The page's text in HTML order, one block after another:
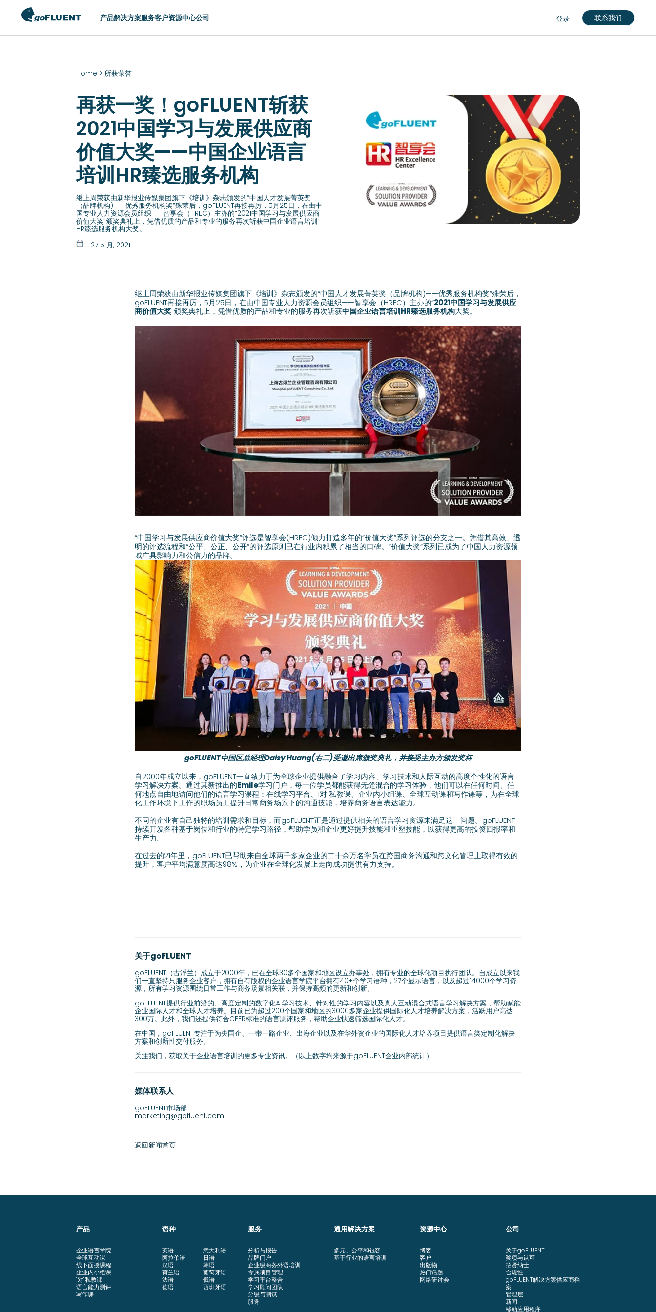
产品解决方案服务客户资源中心公司
United States (English)
Argentina (Español)
Brasil (Português)
Chile (Español)
Colombia (Español)
México (Español)
Hong Kong (English)
Indonesia (English)
Philippines (English)
Singapore (English)
中国 (简体中文)
日本 (日本語)
한국 (한국어)
台灣 (English)
Česká republika (English)
Deutschland (Deutsch)
España (Español)
France (Français)
Polska (English)
Portugal (Português)
Россия (Русский)
United Kingdom (English)
Türkiye (Türkçe)
Slovensko (English)
Schweiz (Deutch)
登录 联系我们
Home > 所获荣誉
再获一奖！goFLUENT斩获
2021中国学习与发展供应商
价值大奖——中国企业语言
培训HR臻选服务机构
继上周荣获由新华报业传媒集团旗下《培训》杂志颁发的“中国人才发展菁英奖
（品牌机构)——优秀服务机构奖”殊荣后，goFLUENT再接再厉，5月25日，在由中
国专业人力资源会员组织——智享会（HREC）主办的“2021中国学习与发展供应商
价值大奖”颁奖典礼上，凭借优质的产品和专业的服务再次斩获中国企业语言培训
HR臻选服务机构大奖。
27 5 月, 2021
继上周荣获由新华报业传媒集团旗下《培训》杂志颁发的“中国人才发展菁英奖（品牌机构)——优秀服务机构奖”殊荣后，
goFLUENT再接再厉，5月25日，在由中国专业人力资源会员组织——智享会（HREC）主办的“2021中国学习与发展供应
商价值大奖”颁奖典礼上，凭借优质的产品和专业的服务再次斩获中国企业语言培训HR臻选服务机构大奖。
“中国学习与发展供应商价值大奖”评选是智享会(HREC)倾力打造多年的“价值大奖”系列评选的分支之一。凭借其高效、透
明的评选流程和“公平、公正、公开”的评选原则已在行业内积累了相当的口碑。“价值大奖”系列已成为了中国人力资源领
域广具影响力和公信力的品牌。
goFLUENT中国区总经理Daisy Huang(右二)受邀出席颁奖典礼，并接受主办方颁发奖杯
自2000年成立以来，goFLUENT一直致力于为全球企业提供融合了学习内容、学习技术和人际互动的高度个性化的语言
学习解决方案。通过其新推出的Emile学习门户，每一位学员都能获得无缝混合的学习体验，他们可以在任何时间、任
何地点自由地访问他们的语言学习课程：在线学习平台、1对1私教课、企业内小组课、全球互动课和写作课等，为在全球
化工作环境下工作的职场员工提升日常商务场景下的沟通技能，培养商务语言表达能力。
不同的企业有自己独特的培训需求和目标，而goFLUENT正是通过提供相关的语言学习资源来满足这一问题。goFLUENT
持续开发各种基于岗位和行业的特定学习路径，帮助学员和企业更好提升技能和重塑技能，以获得更高的投资回报率和
生产力。
在过去的21年里，goFLUENT已帮助来自全球两千多家企业的二十余万名学员在跨国商务沟通和跨文化管理上取得有效的
提升，客户平均满意度高达98%，为企业在全球化发展上走向成功提供有力支持。
关于goFLUENT
goFLUENT（古浮兰）成立于2000年，已在全球30多个国家和地区设立办事处，拥有专业的全球化项目执行团队。自成立以来我
们一直坚持只服务企业客户，拥有自有版权的企业语言学院平台拥有40+个学习语种，27个显示语言，以及超过14000个学习资
源，所有学习资源围绕日常工作与商务场景相关联，并保持高频的更新和创新。
goFLUENT提供行业前沿的、高度定制的数字化AI学习技术、针对性的学习内容以及真人互动混合式语言学习解决方案，帮助赋能
企业国际人才和全球人才培养。目前已为超过200个国家和地区的3000多家企业提供国际化人才培养解决方案，活跃用户高达
300万。此外，我们还提供符合CEFR标准的语言测评服务，帮助企业快速筛选国际化人才。
在中国，goFLUENT专注于为央国企、一带一路企业、出海企业以及在华外资企业的国际化人才培养项目提供语言类定制化解决
方案和创新性交付服务。
关注我们，获取关于企业语言培训的更多专业资讯。（以上数字均来源于goFLUENT企业内部统计）
媒体联系人
goFLUENT市场部
marketing@gofluent.com
返回新闻首页
产品
企业语言学院
全球互动课
线下面授课程
企业内小组课
1对1私教课
语言能力测评
写作课
语种
英语
阿拉伯语
汉语
荷兰语
法语
德语
意大利语
日语
韩语
葡萄牙语
俄语
西班牙语
服务
分析与报告
品牌门户
企业级商务外语培训
专属项目管理
学习平台整合
学习顾问团队
分级与测试
服务
通用解决方案
多元、公平和包容
基于行业的语言培训
资源中心
博客
客户
出版物
热门话题
网络研讨会
公司
关于goFLUENT
奖项与认可
招贤纳士
合规性
goFLUENT解决方案供应商档
案
管理层
新闻
移动应用程序